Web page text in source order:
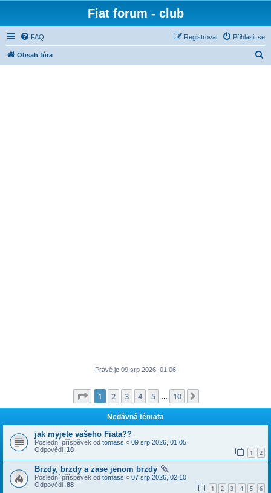
Fiat forum - club
FAQ Přihlásit se
Registrovat
Obsah fóra
Právě je 09 srp 2026, 01:06
Stránka z 10
1 2 3 4 5 10
Nedávná témata
jak myjete vašeho Fiata??
Poslední příspěvek od tomass « 09 srp 2026, 01:05
Odpovědi: 18 1 2
Brzdy, brzdy a zase jenom brzdy
Poslední příspěvek od tomass « 07 srp 2026, 02:10
Odpovědi: 88 1 2 3 4 5 6